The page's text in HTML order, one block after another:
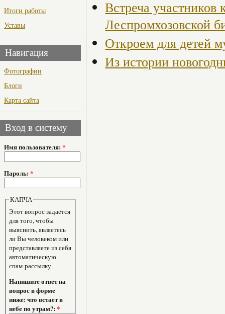
Итоги работы
Уставы
Навигация
Фотографии
Блоги
Карта сайта
Вход в систему
Имя пользователя: *
Пароль: *
КАПЧА
Этот вопрос задается
для того, чтобы
выяснить, являетесь
ли Вы человеком или
представляете из себя
автоматическую
спам-рассылку.
Напишите ответ на
вопрос в форме
ниже: что встает в
небе по утрам?:*
Встреча участников
Леспромхозовской
Откроем для детей
Из истории